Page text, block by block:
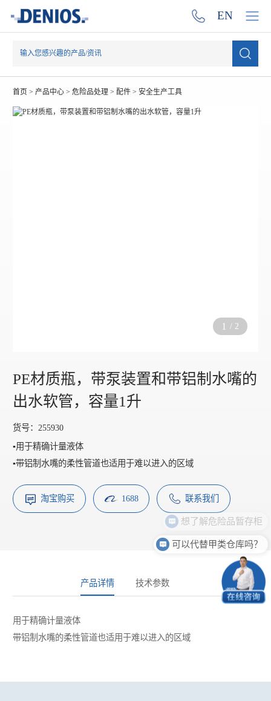
EN
首页 > 产品中心> 危险品处理 > 配件> 安全生产工具
1 / 2
PE材质瓶，带泵装置和带铝制水嘴的
出水软管，容量1升
货号：255930
▪️用于精确计量液体
▪️带铝制水嘴的柔性管道也适用于难以进入的区域
淘宝购买 1688 联系我们
产品详情 技术参数
用于精确计量液体
带铝制水嘴的柔性管道也适用于难以进入的区域
想了解危险品暂存柜
可以代替甲类仓库吗？